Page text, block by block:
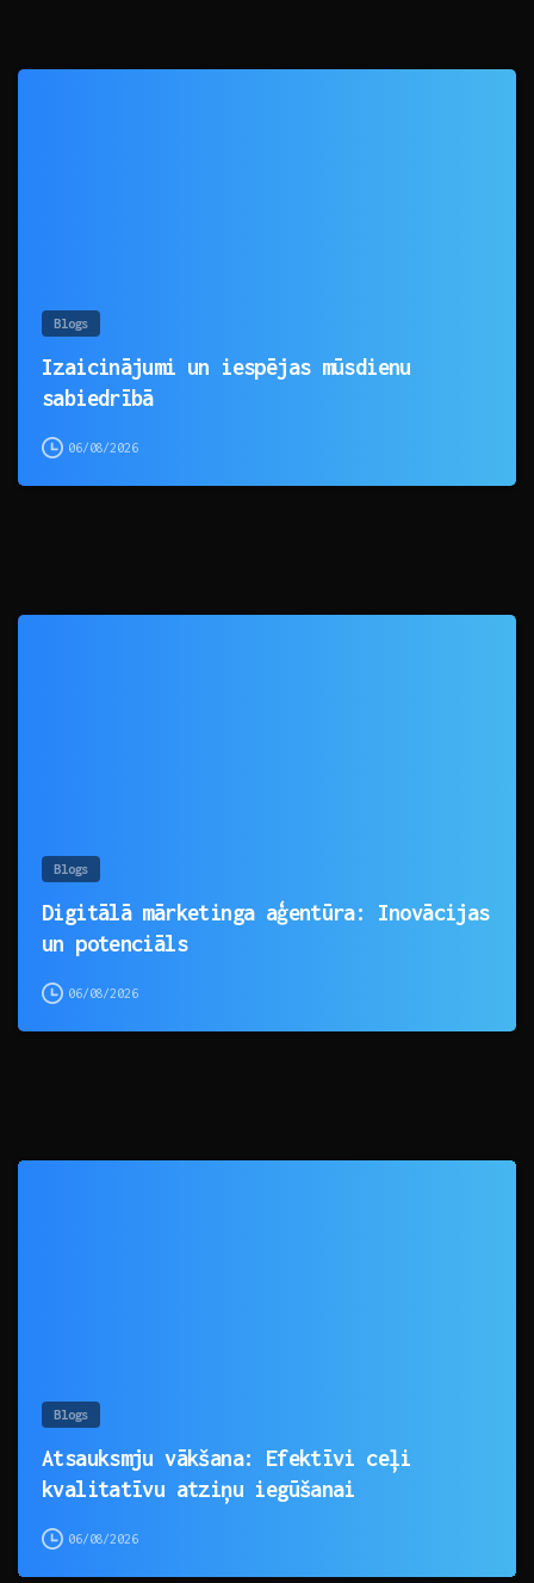
Blogs
Izaicinājumi un iespējas mūsdienu
sabiedrībā
06/08/2026
Blogs
Digitālā mārketinga aģentūra: Inovācijas
un potenciāls
06/08/2026
Blogs
Atsauksmju vākšana: Efektīvi ceļi
kvalitatīvu atziņu iegūšanai
06/08/2026